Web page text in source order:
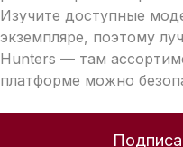
Изучите доступные
экземпляре, поэтому
Hunters — там
платформе можно